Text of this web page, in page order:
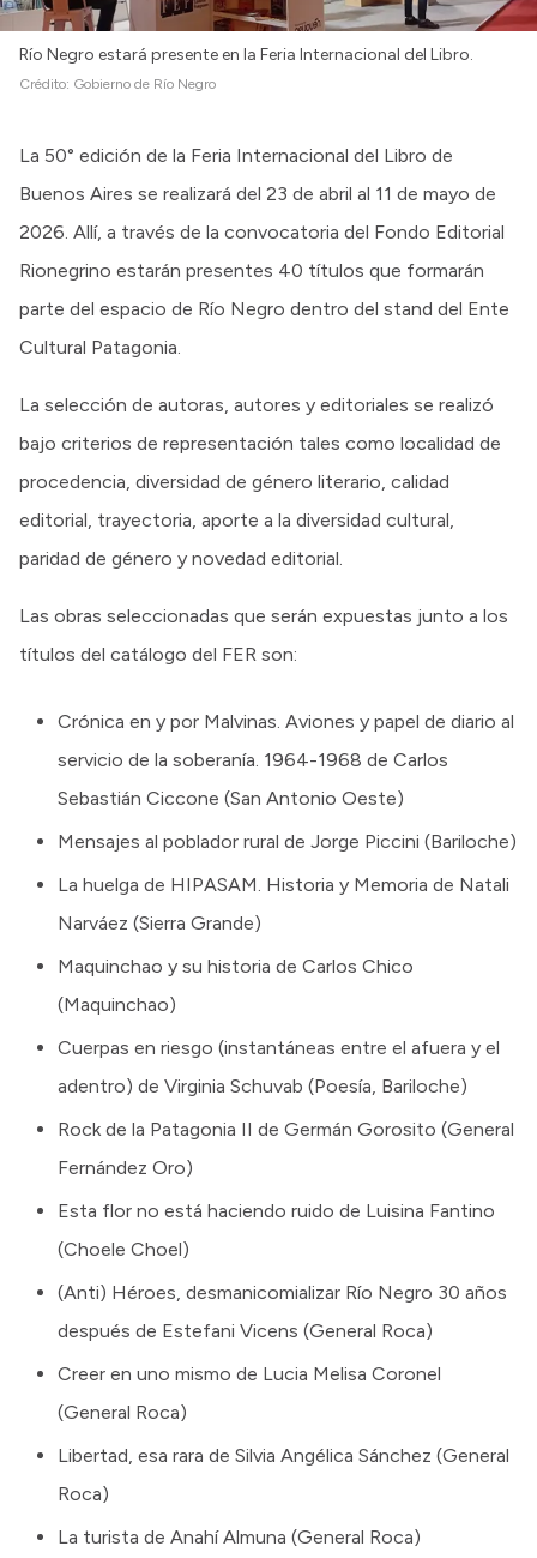
Río Negro estará presente en la Feria Internacional del Libro.
Crédito: Gobierno de Río Negro
La 50° edición de la Feria Internacional del Libro de
Buenos Aires se realizará del 23 de abril al 11 de mayo de
2026. Allí, a través de la convocatoria del Fondo Editorial
Rionegrino estarán presentes 40 títulos que formarán
parte del espacio de Río Negro dentro del stand del Ente
Cultural Patagonia.
La selección de autoras, autores y editoriales se realizó
bajo criterios de representación tales como localidad de
procedencia, diversidad de género literario, calidad
editorial, trayectoria, aporte a la diversidad cultural,
paridad de género y novedad editorial.
Las obras seleccionadas que serán expuestas junto a los
títulos del catálogo del FER son:
Crónica en y por Malvinas. Aviones y papel de diario al
servicio de la soberanía. 1964-1968 de Carlos
Sebastián Ciccone (San Antonio Oeste)
Mensajes al poblador rural de Jorge Piccini (Bariloche)
La huelga de HIPASAM. Historia y Memoria de Natali
Narváez (Sierra Grande)
Maquinchao y su historia de Carlos Chico
(Maquinchao)
Cuerpas en riesgo (instantáneas entre el afuera y el
adentro) de Virginia Schuvab (Poesía, Bariloche)
Rock de la Patagonia II de Germán Gorosito (General
Fernández Oro)
Esta flor no está haciendo ruido de Luisina Fantino
(Choele Choel)
(Anti) Héroes, desmanicomializar Río Negro 30 años
después de Estefani Vicens (General Roca)
Creer en uno mismo de Lucia Melisa Coronel
(General Roca)
Libertad, esa rara de Silvia Angélica Sánchez (General
Roca)
La turista de Anahí Almuna (General Roca)